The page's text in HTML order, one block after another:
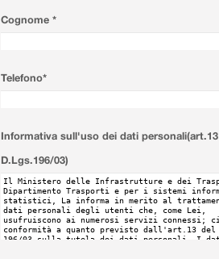
Cognome *
Telefono*
Informativa sull'uso dei dati personali(art.13
D.Lgs.196/03)